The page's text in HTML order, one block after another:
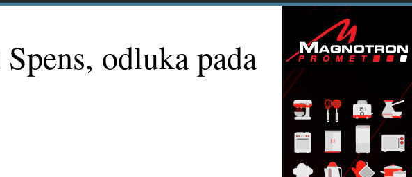
odluka pada